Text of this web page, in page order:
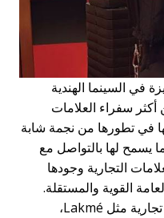
في السينما الهندية
أكثر سفراء العلامات
في تطورها من نجمة شابة
يسمح لها بالتواصل مع
التجارية وجودها
القوية والمستقلة.
تُعتبر تأييداتها، التي شملت علامات تجارية مثل Lakmé،